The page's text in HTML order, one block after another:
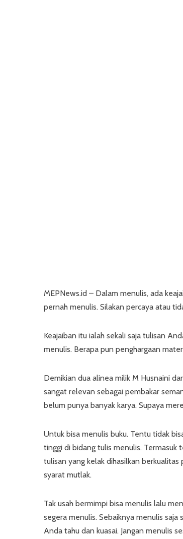
MEPNews.id – Dalam menulis, ada
pernah menulis. Silakan percaya atau
Keajaiban itu ialah sekali saja tulisan
menulis. Berapa pun penghargaan
Demikian dua alinea milik M Husnaini
sangat relevan sebagai pembakar
belum punya banyak karya. Supaya
Untuk bisa menulis buku. Tentu tidak
tinggi di bidang tulis menulis. Termasuk
tulisan yang kelak dihasilkan
syarat mutlak.
Tak usah bermimpi bisa menulis lalu
segera menulis. Sebaiknya menulis saja
Anda tahu dan kuasai. Jangan menulis